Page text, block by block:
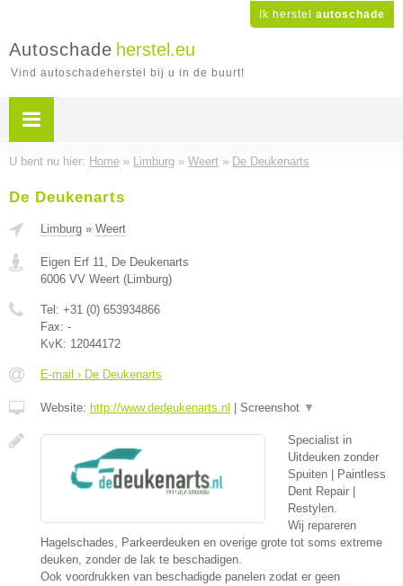
Ik herstel autoschade
Autoschade herstel.eu
Vind autoschadeherstel bij u in de buurt!
U bent nu hier: Home » Limburg » Weert » De Deukenarts
De Deukenarts
Limburg » Weert
Eigen Erf 11, De Deukenarts
6006 VV Weert (Limburg)
Tel: +31 (0) 653934866
Fax: -
KvK: 12044172
E-mail › De Deukenarts
Website: http://www.dedeukenarts.nl Screenshot ▼
Specialist in
Uitdeuken zonder
Spuiten | Paintless
Dent Repair |
Restylen.
Wij repareren
Hagelschades, Parkeerdeuken en overige grote tot soms extreme
deuken, zonder de lak te beschadigen.
Ook voordrukken van beschadigde panelen zodat er geen